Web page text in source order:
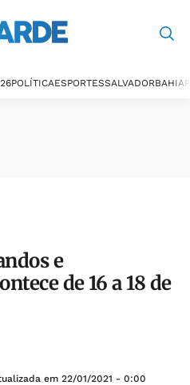
POLÍTICAESPORTESSALVADORBAHIA
e
de 16 a 18 de
em 22/01/2021 - 0:00